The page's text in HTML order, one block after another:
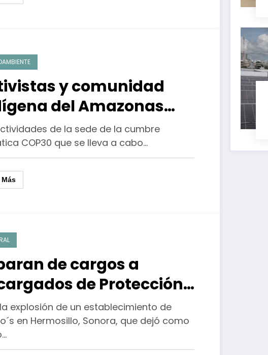
y comunidad
del Amazonas
en la COP30 en
de la sede de la cumbre
COP30 que se lleva a cabo…
Más
de cargos a
de Protección
en Sonora; ciudadanía
justicia por víctimas de
explosión de un establecimiento de
en Hermosillo, Sonora, que dejó como